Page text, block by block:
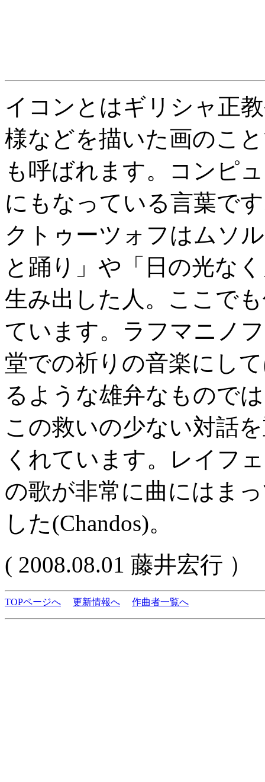
イコンとはギリシャ正
様などを描いた画のこ
も呼ばれます。コンピ
にもなっている言葉で
クトゥーツォフはムソ
と踊り」や「日の光な
生み出した人。ここで
ています。ラフマニノ
堂での祈りの音楽にし
るような雄弁なもので
この救いの少ない対話
くれています。レイフ
の歌が非常に曲にはま
した(Chandos)。
( 2008.08.01 藤井宏行 ）
TOPページへ 更新情報へ 作曲者一覧へ